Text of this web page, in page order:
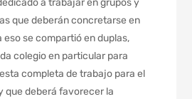
a trabajar en grupos y
que deberán concretarse en
eso se compartió en duplas,
colegio en particular para
completa de trabajo para el
que deberá favorecer la